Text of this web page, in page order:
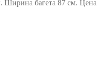
Ширина багета 87 см. Цена